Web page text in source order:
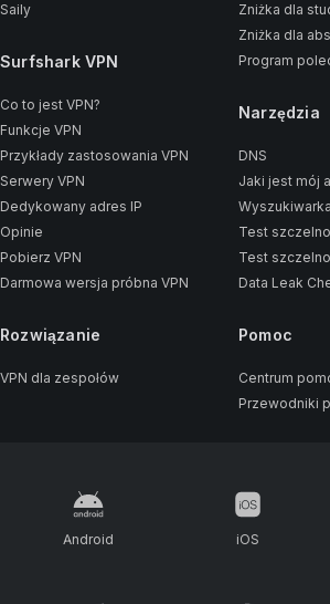
Saily
Surfshark VPN
Co to jest VPN?
Funkcje VPN
Przykłady zastosowania VPN
Serwery VPN
Dedykowany adres IP
Opinie
Pobierz VPN
Darmowa wersja próbna VPN
Rozwiązanie
VPN dla zespołów
Zniżka dla
Zniżka dla
Program
Narzędzia
DNS
Jaki jest mój
Test
Test
Data Leak
Pomoc
Centrum
Przewodniki
Android iOS